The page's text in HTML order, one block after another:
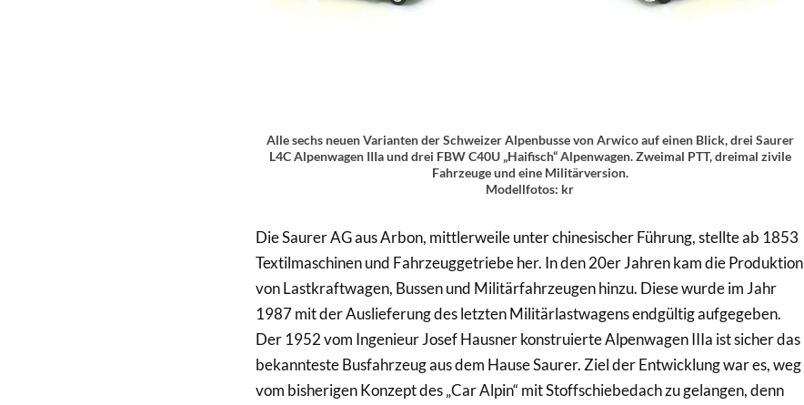
Alle sechs neuen Varianten der Schweizer Alpenbusse von Arwico auf einen Blick, drei Saurer
L4C Alpenwagen IIIa und drei FBW C40U „Haifisch“ Alpenwagen. Zweimal PTT, dreimal zivile
Fahrzeuge und eine Militärversion.
Modellfotos: kr
Die Saurer AG aus Arbon, mittlerweile unter chinesischer Führung, stellte ab 1853
Textilmaschinen und Fahrzeuggetriebe her. In den 20er Jahren kam die Produktion
von Lastkraftwagen, Bussen und Militärfahrzeugen hinzu. Diese wurde im Jahr
1987 mit der Auslieferung des letzten Militärlastwagens endgültig aufgegeben.
Der 1952 vom Ingenieur Josef Hausner konstruierte Alpenwagen IIIa ist sicher das
bekannteste Busfahrzeug aus dem Hause Saurer. Ziel der Entwicklung war es, weg
vom bisherigen Konzept des „Car Alpin“ mit Stoffschiebedach zu gelangen, denn